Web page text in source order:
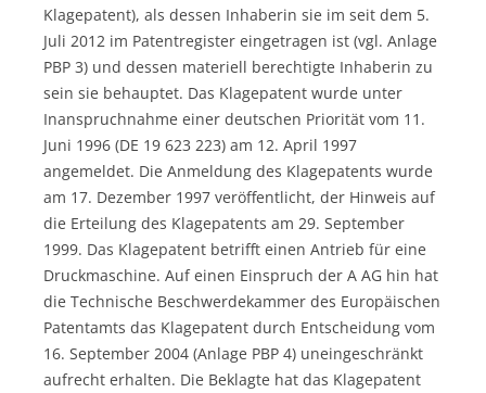
Klagepatent), als dessen Inhaberin sie im seit dem 5.
Juli 2012 im Patentregister eingetragen ist (vgl. Anlage
PBP 3) und dessen materiell berechtigte Inhaberin zu
sein sie behauptet. Das Klagepatent wurde unter
Inanspruchnahme einer deutschen Priorität vom 11.
Juni 1996 (DE 19 623 223) am 12. April 1997
angemeldet. Die Anmeldung des Klagepatents wurde
am 17. Dezember 1997 veröffentlicht, der Hinweis auf
die Erteilung des Klagepatents am 29. September
1999. Das Klagepatent betrifft einen Antrieb für eine
Druckmaschine. Auf einen Einspruch der A AG hin hat
die Technische Beschwerdekammer des Europäischen
Patentamts das Klagepatent durch Entscheidung vom
16. September 2004 (Anlage PBP 4) uneingeschränkt
aufrecht erhalten. Die Beklagte hat das Klagepatent